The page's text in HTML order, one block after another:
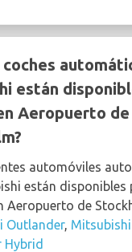
coches
están
Aeropuerto de
automóviles
están disponibles
Aeropuerto de
Outlander, Mitsubishi
Hybrid